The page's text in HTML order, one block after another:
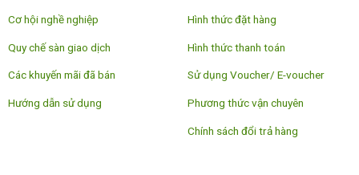
Cơ hội nghề nghiệp
Quy chế sàn giao dịch
Các khuyến mãi đã bán
Hướng dẫn sử dụng
Hình thức đặt hàng
Hình thức thanh toán
Sử dụng Voucher/ E-voucher
Phương thức vận chuyên
Chính sách đổi trả hàng